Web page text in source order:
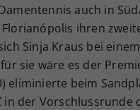
auch in
ihren
Sinja Kraus bei
sie wäre es der
eliminierte beim
in der Vorschlussrunde